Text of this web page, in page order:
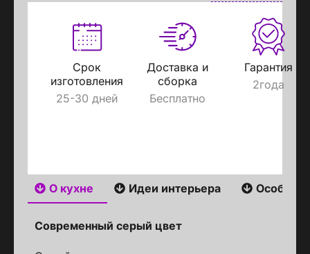
Срок
изготовления
25-30 дней
Доставка и
сборка
Бесплатно
Гарантия
2года
О кухне Идеи интерьера
Современный серый цвет